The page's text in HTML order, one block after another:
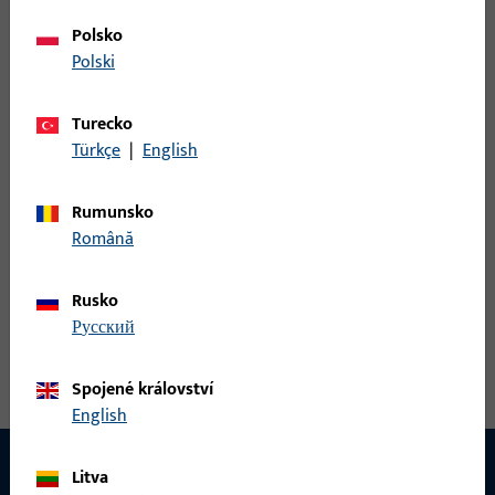
hloubka 95,5 mm, Vybavení Obvodový, Směr otvírání – doraz
Levý
6-36120-18-R-1 | Falcový rohový pant |
Drážkový pánt N UNI-JET M6 NL13 b.br.
Falcový rohový pant, celková šířka 128 mm, celková výška /
hloubka 95,5 mm, Vybavení Obvodový, Směr otvírání – doraz
Polsko
Polski
Turecko
Türkçe | English
Rumunsko
Română
Rusko
русский
Spojené království
English
Litva